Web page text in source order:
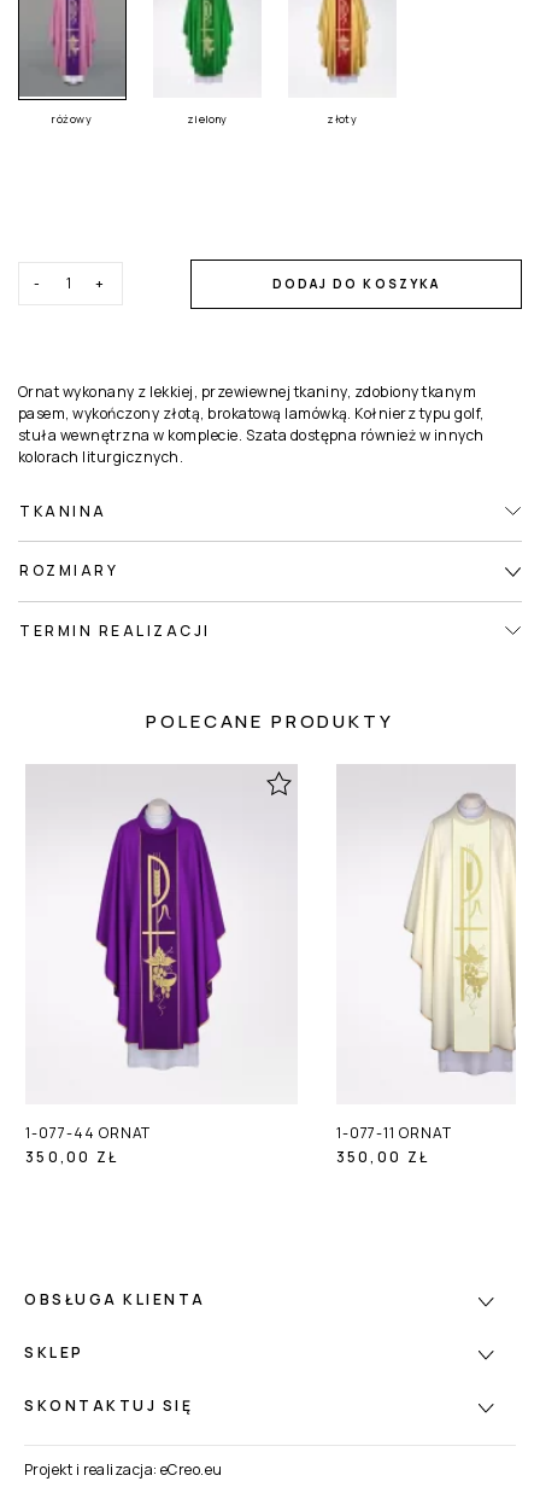
różowy zielony złoty
- + DODAJ DO KOSZYKA
Ornat wykonany z lekkiej, przewiewnej tkaniny, zdobiony tkanym
pasem, wykończony złotą, brokatową lamówką. Kołnierz typu golf,
stuła wewnętrzna w komplecie. Szata dostępna również w innych
kolorach liturgicznych.
TKANINA
ROZMIARY
TERMIN REALIZACJI
POLECANE PRODUKTY
1-077-44 ORNAT
350,00 ZŁ
1-077-11 ORNAT
350,00 ZŁ
OBSŁUGA KLIENTA
SKLEP
SKONTAKTUJ SIĘ
Projekt i realizacja: eCreo.eu